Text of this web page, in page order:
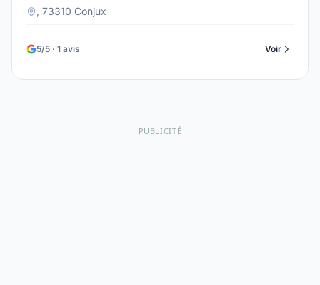
, 73310 Conjux
5/5 · 1 avis Voir
PUBLICITÉ